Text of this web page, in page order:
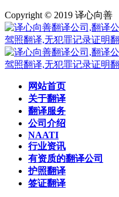
Copyright © 2019 译心向善
网站首页
关于翻译
翻译服务
公司介绍
NAATI
行业资讯
有资质的翻译公司
护照翻译
签证翻译